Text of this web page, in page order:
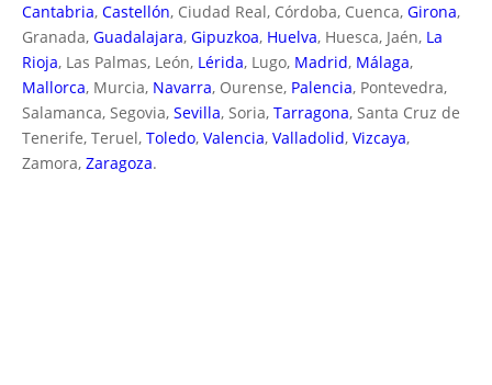
Cantabria, Castellón, Ciudad Real, Córdoba, Cuenca, Girona,
Granada, Guadalajara, Gipuzkoa, Huelva, Huesca, Jaén, La
Rioja, Las Palmas, León, Lérida, Lugo, Madrid, Málaga,
Mallorca, Murcia, Navarra, Ourense, Palencia, Pontevedra,
Salamanca, Segovia, Sevilla, Soria, Tarragona, Santa Cruz de
Tenerife, Teruel, Toledo, Valencia, Valladolid, Vizcaya,
Zamora, Zaragoza.